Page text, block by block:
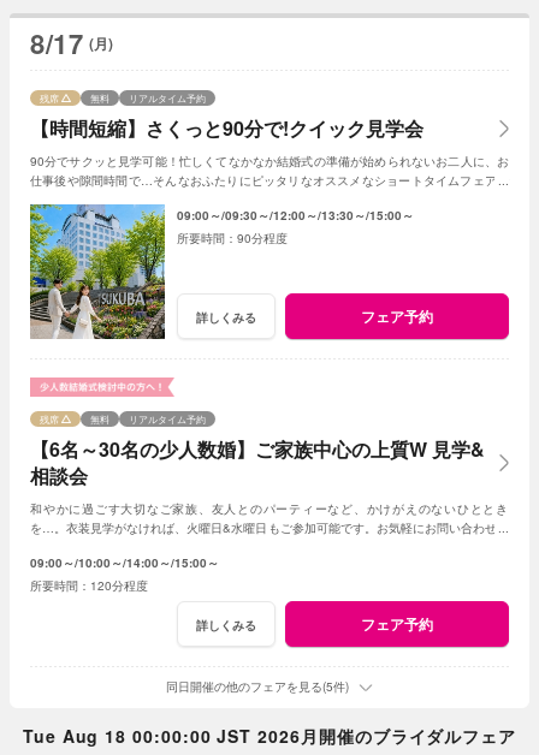
8/17 (月)
【時間短縮】さくっと90分で!クイック見学会
残席 無料 リアルタイム予約
90分でサクッと見学可能！忙しくてなかなか結婚式の準備が始められないお二人に、お
仕事後や隙間時間で…そんなおふたりにピッタリなオススメなショートタイムフェアで
09:00～ 09:30～ 12:00～ 13:30～ 15:00～
90分程度
詳しくみる フェア予約
【6名～30名の少人数婚】ご家族中心の上質W 見学&
相談会
残席 無料 リアルタイム予約
和やかに過ごす大切なご家族、友人とのパーティーなど、かけがえのないひととき
を…。衣装見学がなければ、火曜日&水曜日もご参加可能です。お気軽にお問い合わせく
09:00～ 10:00～ 14:00～ 15:00～
120分程度
詳しくみる フェア予約
同日開催の他のフェアを見る(5件)
Tue Aug 18 00:00:00 JST 2026月開催のブライダルフェア